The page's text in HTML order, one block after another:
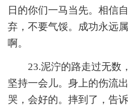
日的你们一马当先。相信
弃，不要气馁。成功永远
啊。
23.泥泞的路走过无数
坚持一会儿。身上的伤流
哭，会好的。摔到了，告